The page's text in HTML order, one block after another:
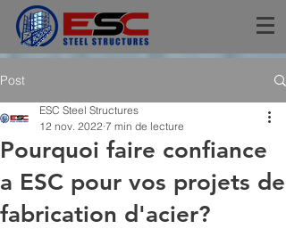
Post
Pourquoi faire confiance
a ESC pour vos projets de
fabrication d'acier?
ESC Steel Structures
12 nov. 2022 7 min de lecture